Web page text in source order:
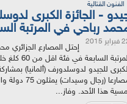
الفنون القتالية
- الجائزة الكبرى
رباحي في المرتبة
2015
إحتل المصارع الجزائري
المرتبة السابعة
مصارعا (رجال
هذا الأحد. وفاز...